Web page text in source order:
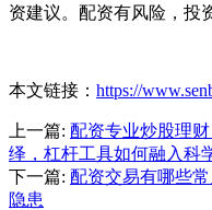
资建议。配资有风险，投
本文链接： https://
上一篇: 配资专业炒股理
绎，杠杆工具如何融入科
下一篇: 配资交易有哪些
隐患